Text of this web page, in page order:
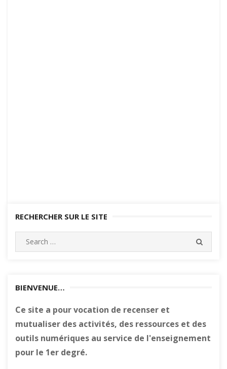
RECHERCHER SUR LE SITE
Search
for:
BIENVENUE…
Ce site a pour vocation de recenser et
mutualiser des activités, des ressources et des
outils numériques au service de l'enseignement
pour le 1er degré.